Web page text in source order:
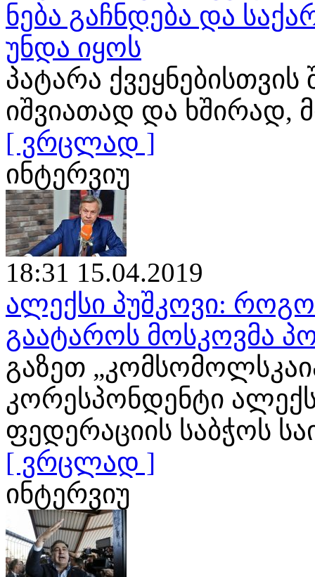
ნება გაჩნდება და
უნდა იყოს
პატარა
იშვიათად და
[ ვრცლად ]
ინტერვიუ
18:31 15.04.2019
ალექსი პუშკოვი:
გაატაროს მოსკოვმა
გაზეთ
კორესპონდენტი
ფედერაციის საბჭოს
[ ვრცლად ]
ინტერვიუ